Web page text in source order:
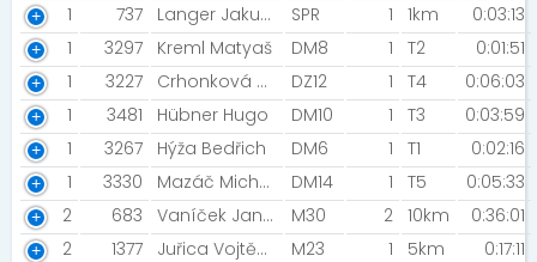
1
737 Langer Jakub [TJ Uničov] SPR 1 1km
0:03:13
1
3297 Kreml Matyaš DM8 1 T2
0:01:51
1
3227 Crhonková Barbora [AK Olomouc] DZ12 1 T4
0:06:03
1
3481 Hübner Hugo DM10 1 T3
0:03:59
1
3267 Hýža Bedřich DM6 1 T1
0:02:16
1
3330 Mazáč Michal [AKEZ Kopřivnice] DM14 1 T5
0:05:33
2
683 Vaníček Jan [NIGHT RUN TEAM] M30 2 10km
0:36:01
2
1377 Juřica Vojtěch [TJ Slezan Frýdek-Místek] M23 1 5km
0:17:11